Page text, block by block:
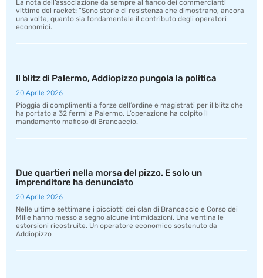
La nota dell’associazione da sempre al fianco dei commercianti
vittime del racket: “Sono storie di resistenza che dimostrano, ancora
una volta, quanto sia fondamentale il contributo degli operatori
economici.
Il blitz di Palermo, Addiopizzo pungola la politica
20 Aprile 2026
Pioggia di complimenti a forze dell’ordine e magistrati per il blitz che
ha portato a 32 fermi a Palermo. L’operazione ha colpito il
mandamento mafioso di Brancaccio.
Due quartieri nella morsa del pizzo. E solo un
imprenditore ha denunciato
20 Aprile 2026
Nelle ultime settimane i picciotti dei clan di Brancaccio e Corso dei
Mille hanno messo a segno alcune intimidazioni. Una ventina le
estorsioni ricostruite. Un operatore economico sostenuto da
Addiopizzo